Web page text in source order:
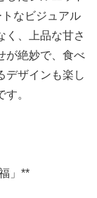
トなビジュアル
く、上品な甘さ
が絶妙で、食べ
デザインも楽し
。
」**